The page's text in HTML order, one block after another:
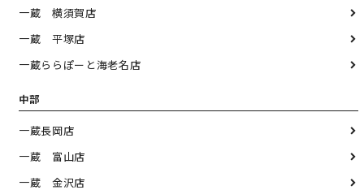
一蔵 横須賀店
一蔵 平塚店
一蔵ららぽーと海老名店
中部
一蔵長岡店
一蔵 富山店
一蔵 金沢店